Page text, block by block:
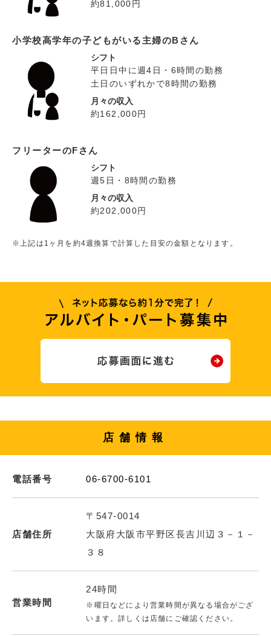
約81,000円
小学校高学年の子どもがいる主婦のBさん
シフト
平日日中に週4日・6時間の勤務
土日のいずれかで8時間の勤務
月々の収入
約162,000円
フリーターのFさん
シフト
週5日・8時間の勤務
月々の収入
約202,000円
※上記は1ヶ月を約4週換算で計算した目安の金額となります。
店舗情報
電話番号 06-6700-6101
店舗住所
〒547-0014
大阪府大阪市平野区長吉川辺３－１－
３８
営業時間
24時間
※曜日などにより営業時間が異なる場合がござ
います。詳しくは店舗にご確認ください。